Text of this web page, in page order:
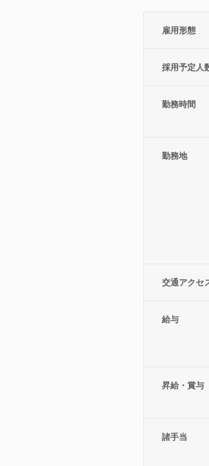
雇用形態
採用予定人
勤務時間
勤務地
交通アクセ
給与
昇給・賞与
諸手当